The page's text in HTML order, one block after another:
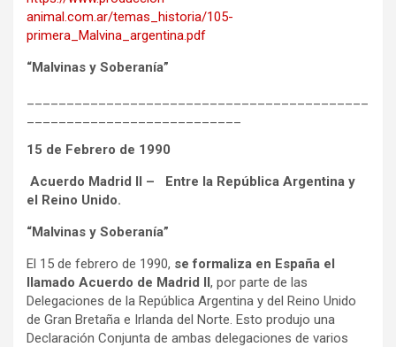
animal.com.ar/temas_historia/105-
primera_Malvina_argentina.pdf
“Malvinas y Soberanía”
15 de Febrero de 1990
Acuerdo Madrid II – Entre la República Argentina y
el Reino Unido.
“Malvinas y Soberanía”
El 15 de febrero de 1990, se formaliza en España el
llamado Acuerdo de Madrid II, por parte de las
Delegaciones de la República Argentina y del Reino Unido
de Gran Bretaña e Irlanda del Norte. Esto produjo una
Declaración Conjunta de ambas delegaciones de varios